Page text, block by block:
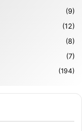
(9)
(12)
(8)
(7)
(194)